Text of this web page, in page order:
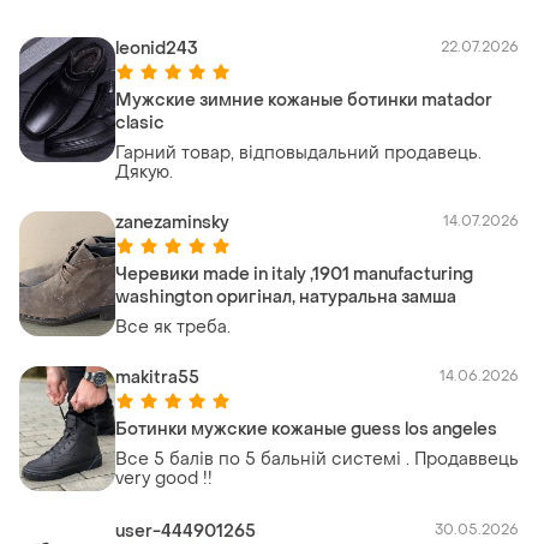
leonid243 22.07.2026
Мужские зимние кожаные ботинки matador
clasic
Гарний товар, вiдповыдальний продавець.
Дякую.
zanezaminsky 14.07.2026
Черевики made in italy ,1901 manufacturing
washington оригінал, натуральна замша
Все як треба.
makitra55 14.06.2026
Ботинки мужские кожаные guess los angeles
Все 5 балів по 5 бальній системі . Продаввець
very good !!
user-444901265 30.05.2026